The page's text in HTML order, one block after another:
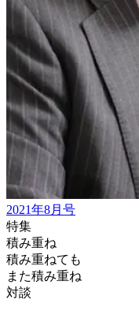
2021年8月号
特集
積み重ね
積み重ねても
また積み重ね
対談